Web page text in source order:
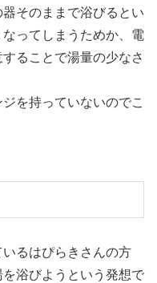
そのままで浴びるとい
ってしまうためか、電
ることで湯量の少なさ
を持っていないのでこ
るはぴらきさんの方
浴びようという発想で